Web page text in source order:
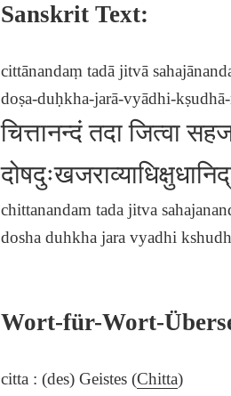
Sanskrit Text:
cittānandaṃ tadā jitvā
doṣa-duḥkha-jarā-vyādhi-
चित्तानन्दं तदा जित्वा
chittanandam tada jitva
dosha duhkha jara vyadhi
Wort-für-Wort-
citta : (des) Geistes (Chitta)